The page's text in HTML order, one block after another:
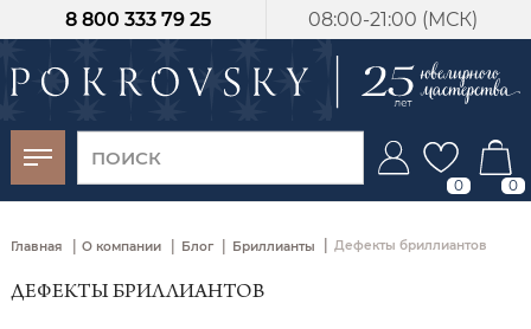
08:00-21:00 (МСК)
8 800 333 79 25
0 0
Главная | О компании | Блог | Бриллианты Дефекты бриллиантов
ДЕФЕКТЫ БРИЛЛИАНТОВ
-30%
от 15 дней с
момента оплаты